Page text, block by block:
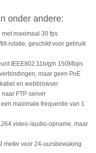
onder andere:
maximaal 30 fps.
rotatie, geschikt voor gebruik
IEEE802.11b/g/n 150Mbps
maar geen PoE
en webbrowser
FTP-server
maximale frequentie van 1
video-/audio-opname, maar
meter voor 24-uursbewaking